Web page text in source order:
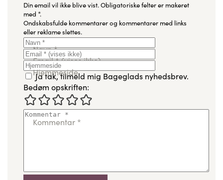
Din email vil ikke blive vist.Obligatoriske felter er makeret
med *.
Ondskabsfulde kommentarer og kommentarer med links
eller reklame slettes.
Navn*
Email*(vises ikke)
Hjemmeside
Ja tak, tilmeld mig Bageglads nyhedsbrev.
Bedøm opskriften:
Kommentar *